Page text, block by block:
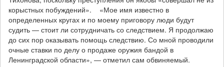
корыстных побуждений». «Мое имя известно в
определенных кругах и по моему приговору люди будут
судить — стоит ли сотрудничать со следствием. Я продолжаю
до сих пор оказывать помощь следствию. Со мной проводили
очные ставки по делу о продаже оружия бандой в
Ленинградской области», — отметил сам обвиняемый.